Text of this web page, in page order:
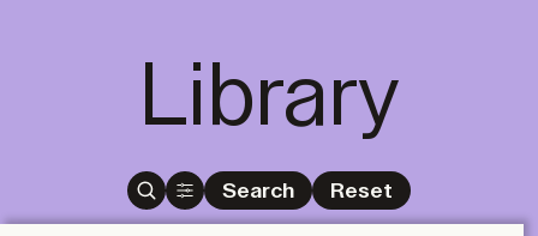
Library
Search Reset